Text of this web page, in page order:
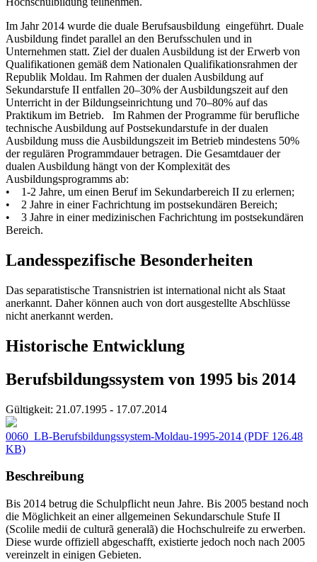
Im Jahr 2014 wurde die duale Berufsausbildung eingeführt. Duale
Ausbildung findet parallel an den Berufsschulen und in
Unternehmen statt. Ziel der dualen Ausbildung ist der Erwerb von
Qualifikationen gemäß dem Nationalen Qualifikationsrahmen der
Republik Moldau. Im Rahmen der dualen Ausbildung auf
Sekundarstufe II entfallen 20–30% der Ausbildungszeit auf den
Unterricht in der Bildungseinrichtung und 70–80% auf das
Praktikum im Betrieb. Im Rahmen der Programme für berufliche
technische Ausbildung auf Postsekundarstufe in der dualen
Ausbildung muss die Ausbildungszeit im Betrieb mindestens 50%
der regulären Programmdauer betragen. Die Gesamtdauer der
dualen Ausbildung hängt von der Komplexität des
Ausbildungsprogramms ab:
• 1-2 Jahre, um einen Beruf im Sekundarbereich II zu erlernen;
• 2 Jahre in einer Fachrichtung im postsekundären Bereich;
• 3 Jahre in einer medizinischen Fachrichtung im postsekundären
Bereich.
Landesspezifische Besonderheiten
Das separatistische Transnistrien ist international nicht als Staat
anerkannt. Daher können auch von dort ausgestellte Abschlüsse
nicht anerkannt werden.
Historische Entwicklung
Berufsbildungssystem von 1995 bis 2014
Gültigkeit: 21.07.1995 - 17.07.2014
0060_LB-Berufsbildungssystem-Moldau-1995-2014 (PDF 126.48
KB)
Beschreibung
Bis 2014 betrug die Schulpflicht neun Jahre. Bis 2005 bestand noch
die Möglichkeit an einer allgemeinen Sekundarschule Stufe II
(Scolile medii de culturã generalã) die Hochschulreife zu erwerben.
Diese wurde offiziell abgeschafft, existierte jedoch noch nach 2005
vereinzelt in einigen Gebieten.